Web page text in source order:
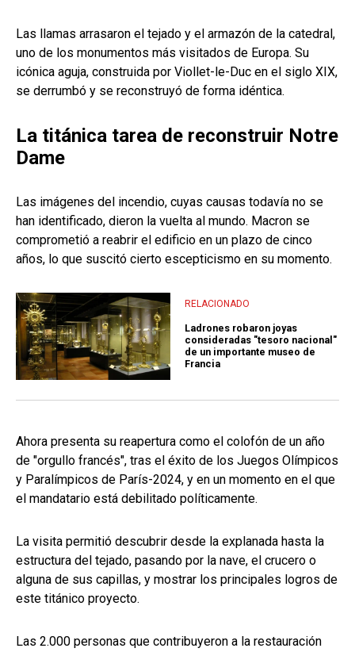
Las llamas arrasaron el tejado y el armazón de la catedral,
uno de los monumentos más visitados de Europa. Su
icónica aguja, construida por Viollet-le-Duc en el siglo XIX,
se derrumbó y se reconstruyó de forma idéntica.
La titánica tarea de reconstruir Notre
Dame
Las imágenes del incendio, cuyas causas todavía no se
han identificado, dieron la vuelta al mundo. Macron se
comprometió a reabrir el edificio en un plazo de cinco
años, lo que suscitó cierto escepticismo en su momento.
RELACIONADO
Ladrones robaron joyas
consideradas "tesoro nacional"
de un importante museo de
Francia
Ahora presenta su reapertura como el colofón de un año
de "orgullo francés", tras el éxito de los Juegos Olímpicos
y Paralímpicos de París-2024, y en un momento en el que
el mandatario está debilitado políticamente.
La visita permitió descubrir desde la explanada hasta la
estructura del tejado, pasando por la nave, el crucero o
alguna de sus capillas, y mostrar los principales logros de
este titánico proyecto.
Las 2.000 personas que contribuyeron a la restauración